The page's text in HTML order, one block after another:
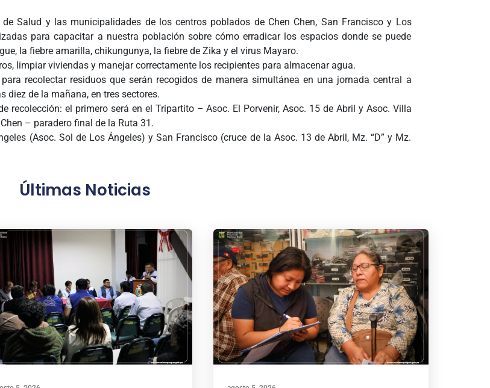
Salud y las municipalidades de los centros poblados de Chen Chen, San Francisco y Los
para capacitar a nuestra población sobre cómo erradicar los espacios donde se puede
la fiebre amarilla, chikungunya, la fiebre de Zika y el virus Mayaro.
limpiar viviendas y manejar correctamente los recipientes para almacenar agua.
recolectar residuos que serán recogidos de manera simultánea en una jornada central a
diez de la mañana, en tres sectores.
recolección: el primero será en el Tripartito – Asoc. El Porvenir, Asoc. 15 de Abril y Asoc. Villa
– paradero final de la Ruta 31.
(Asoc. Sol de Los Ángeles) y San Francisco (cruce de la Asoc. 13 de Abril, Mz. “D” y Mz.
Últimas Noticias